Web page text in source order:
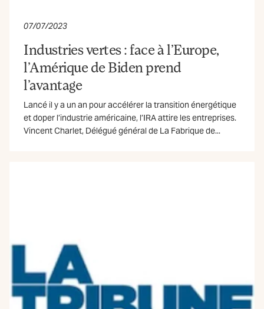
07/07/2023
Industries vertes : face à l’Europe,
l’Amérique de Biden prend
l’avantage
Lancé il y a un an pour accélérer la transition énergétique
et doper l’industrie américaine, l’IRA attire les entreprises.
Vincent Charlet, Délégué général de La Fabrique de...